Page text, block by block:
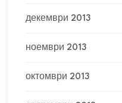
декември 2013
ноември 2013
октомври 2013